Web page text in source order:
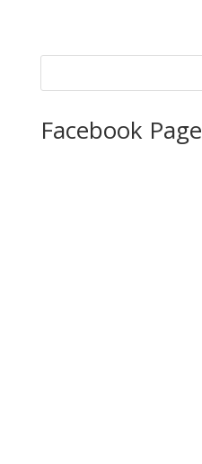
Facebook Page